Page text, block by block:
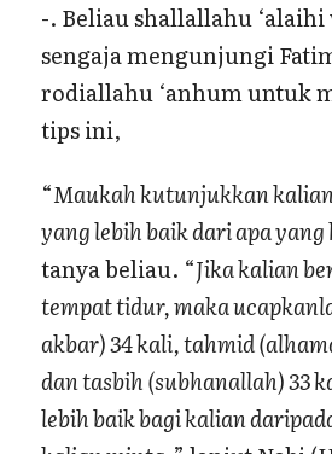
-. Beliau shallallahu ‘alaihi
sengaja mengunjungi
rodiallahu ‘anhum untuk
tips ini,
“Maukah kutunjukkan
yang lebih baik dari apa
tanya beliau. “Jika kalian
tempat tidur, maka
akbar) 34 kali, tahmid
dan tasbih (subhanallah) 33
lebih baik bagi kalian